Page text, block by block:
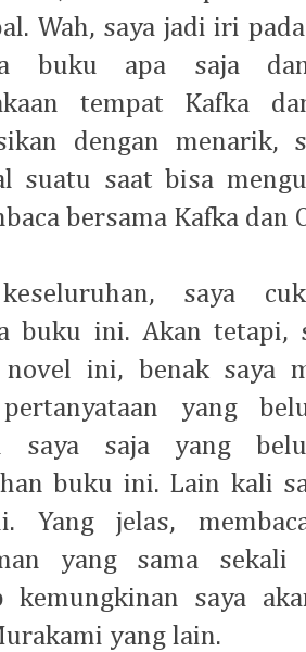
Wah, saya jadi iri
buku apa saja
tempat Kafka
dengan menarik,
suatu saat bisa
bersama Kafka dan
saya
buku ini. Akan tetapi,
ini, benak saya
yang
saya saja yang
buku ini. Lain kali
Yang jelas,
yang sama
kemungkinan saya
yang lain.